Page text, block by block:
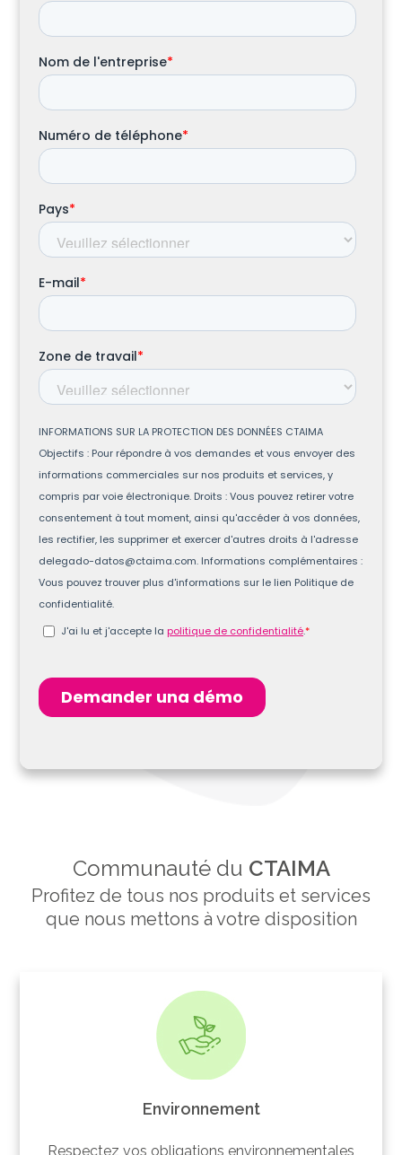
Communauté du CTAIMA
Profitez de tous nos produits et services
que nous mettons à votre disposition
Environnement
Respectez vos obligations environnementales